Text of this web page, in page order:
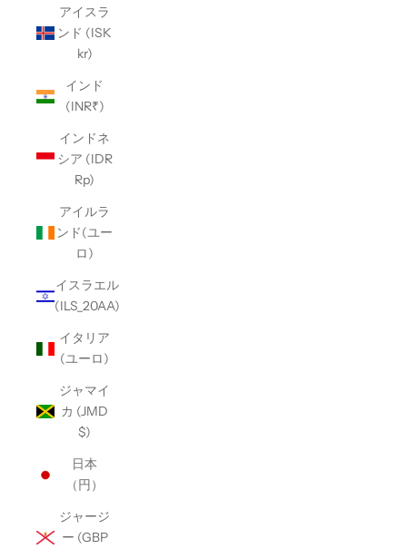
アイスラ
ンド (ISK
kr)
インド
(INR₹)
インドネ
シア (IDR
Rp)
アイルラ
ンド(ユー
ロ)
イスラエル
(ILS_20AA)
イタリア
(ユーロ)
ジャマイ
カ (JMD
$)
日本
（円）
ジャージ
ー (GBP